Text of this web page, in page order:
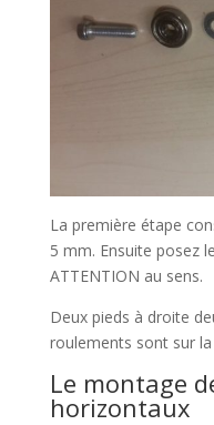
La première étape
5 mm. Ensuite posez
ATTENTION au sens.
Deux pieds à droite
roulements sont sur
Le montage
horizontaux